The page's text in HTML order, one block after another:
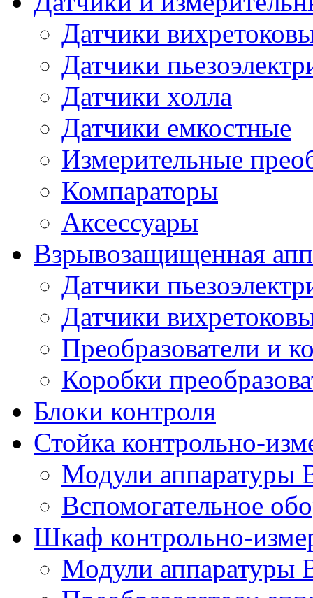
Датчики
Датчики
Датчики холла
Датчики емкостные
Измерительные
Компараторы
Аксессуары
Взрывозащищенная
Датчики
Датчики
Преобразователи и
Коробки
Блоки контроля
Стойка контрольно-
Модули аппаратуры
Вспомогательное
Шкаф контрольно-
Модули аппаратуры